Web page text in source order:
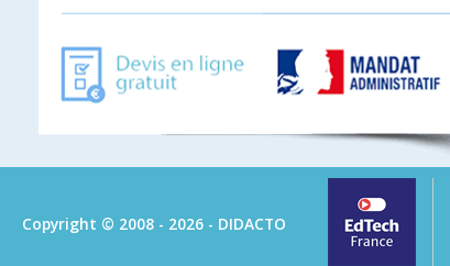
Copyright © 2008 - 2026 - DIDACTO